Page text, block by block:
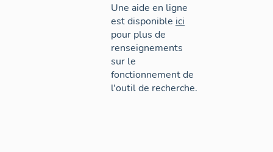
Une aide en ligne
est disponible ici
pour plus de
renseignements
sur le
fonctionnement de
l'outil de recherche.